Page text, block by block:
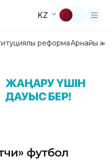
KZ
реформаАрнайы
футбол